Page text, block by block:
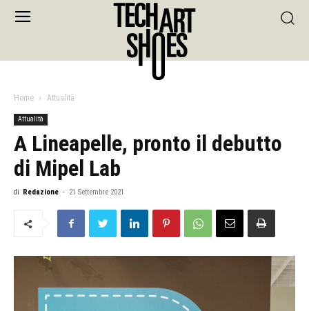
Home Attualità
Attualità
A Lineapelle, pronto il debutto
di Mipel Lab
di Redazione - 21 Settembre 2021